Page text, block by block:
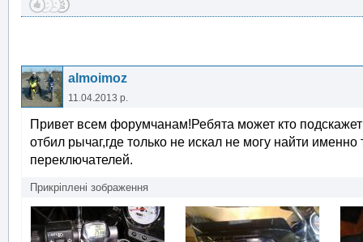
almoimoz
11.04.2013 р.
Привет всем форумчанам!Ребята может кто
отбил рычаг,где только не искал не могу найти
переключателей.
Прикріплені зображення